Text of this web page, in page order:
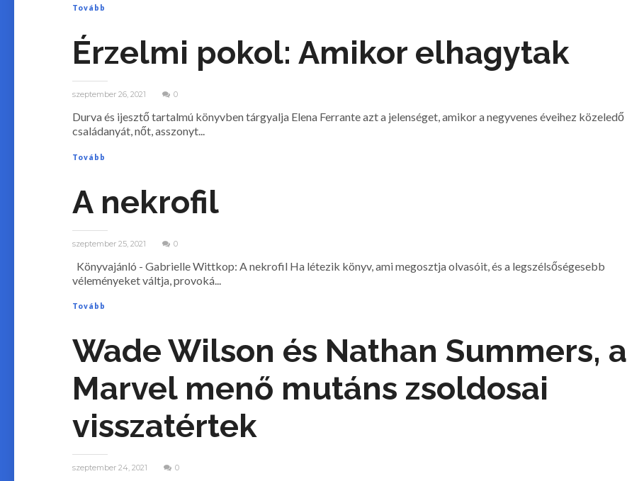
Tovább
Érzelmi pokol: Amikor elhagytak
szeptember 26, 2021 0
Durva és ijesztő tartalmú könyvben tárgyalja Elena Ferrante azt a jelenséget, amikor a negyvenes éveihez közeledő
családanyát, nőt, asszonyt...
Tovább
A nekrofil
szeptember 25, 2021 0
Könyvajánló - Gabrielle Wittkop: A nekrofil Ha ​létezik könyv, ami megosztja olvasóit, és a legszélsőségesebb
véleményeket váltja, provoká...
Tovább
Wade Wilson és Nathan Summers, a
Marvel menő mutáns zsoldosai
visszatértek
szeptember 24, 2021 0